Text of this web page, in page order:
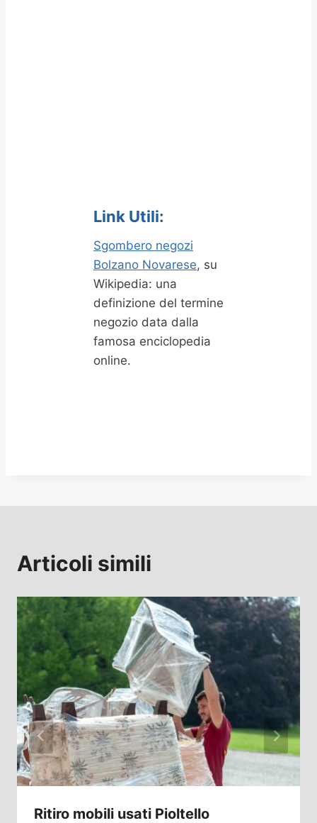
Link Utili:
Sgombero negozi
Bolzano Novarese, su
Wikipedia: una
definizione del termine
negozio data dalla
famosa enciclopedia
online.
Articoli simili
Ritiro mobili usati Pioltello